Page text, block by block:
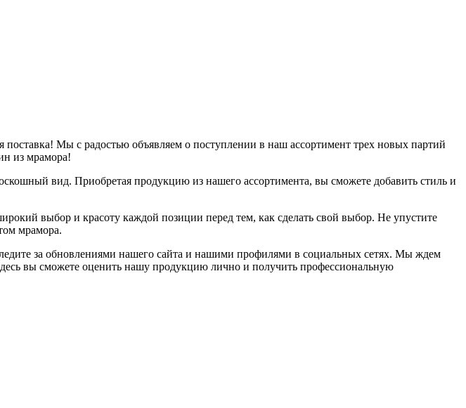
поставка! Мы с радостью объявляем о поступлении в наш ассортимент трех новых партий
из мрамора!
вид. Приобретая продукцию из нашего ассортимента, вы сможете добавить стиль и
выбор и красоту каждой позиции перед тем, как сделать свой выбор. Не упустите
мрамора.
за обновлениями нашего сайта и нашими профилями в социальных сетях. Мы ждем
вы сможете оценить нашу продукцию лично и получить профессиональную